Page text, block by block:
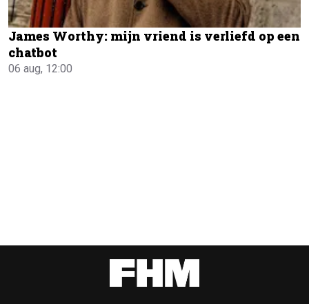
James Worthy: mijn vriend is verliefd op een
chatbot
06 aug, 12:00